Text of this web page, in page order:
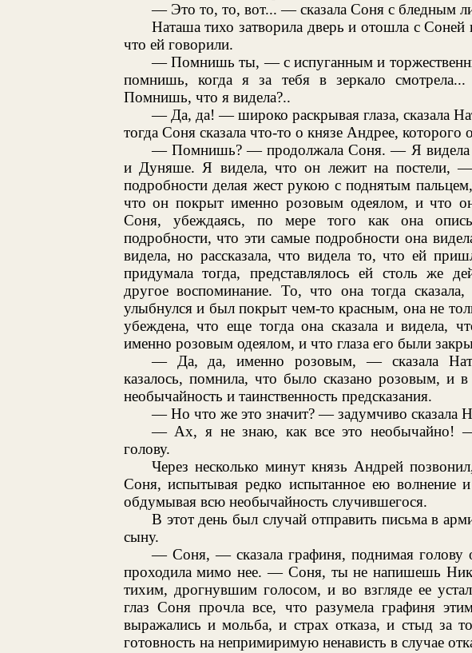
— Это то, то, вот... — сказала Соня с бледным
Наташа тихо затворила дверь и отошла с
что ей говорили.
— Помнишь ты, — с испуганным и
помнишь, когда я за тебя в зеркало
Помнишь, что я видела?..
— Да, да! — широко раскрывая глаза, сказала
тогда Соня сказала что-то о князе Андрее,
— Помнишь? — продолжала Соня. — Я видела
и Дуняше. Я видела, что он лежит на постели,
подробности делая жест рукою с поднятым
что он покрыт именно розовым одеялом, и что
Соня, убеждаясь, по мере того как она
подробности, что эти самые подробности она
видела, но рассказала, что видела то, что ей
придумала тогда, представлялось ей столь же
другое воспоминание. То, что она тогда
улыбнулся и был покрыт чем-то красным, она не
убеждена, что еще тогда она сказала и видела,
именно розовым одеялом, и что глаза его были
— Да, да, именно розовым, — сказала
казалось, помнила, что было сказано розовым, и
необычайность и таинственность предсказания.
— Но что же это значит? — задумчиво сказала
— Ах, я не знаю, как все это необычайно! —
голову.
Через несколько минут князь Андрей
Соня, испытывая редко испытанное ею волнение
обдумывая всю необычайность случившегося.
В этот день был случай отправить письма в
сыну.
— Соня, — сказала графиня, поднимая голову
проходила мимо нее. — Соня, ты не напишешь
тихим, дрогнувшим голосом, и во взгляде ее
глаз Соня прочла все, что разумела графиня
выражались и мольба, и страх отказа, и стыд за
готовность на непримиримую ненависть в случае